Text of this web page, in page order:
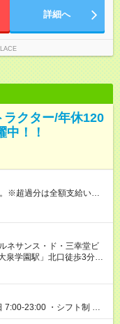
詳細へ
クター/年休120
中！！
※超過分は全額支給いたし
なし残業時間 30時間／月
（超過分は全額支給しま
/労働時要件は同条件）
年目 年代：30代
給×12か月＋賞与） 備
ダクト開発へ貢献 ■OL
，000円（＝基本給×12か
ーバル事業への貢献手当
ネサンス・ド・三幸堂ビ
泉学園駅」北口徒歩3分西
＊全国にスタジオがあり
）
7:00-23:00 ・シフト制 ※週
憩1時間）